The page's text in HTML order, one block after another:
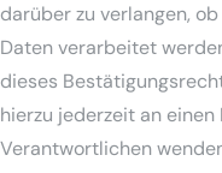
darüber zu verlangen,
Daten verarbeitet
dieses
hierzu jederzeit an
Verantwortlichen